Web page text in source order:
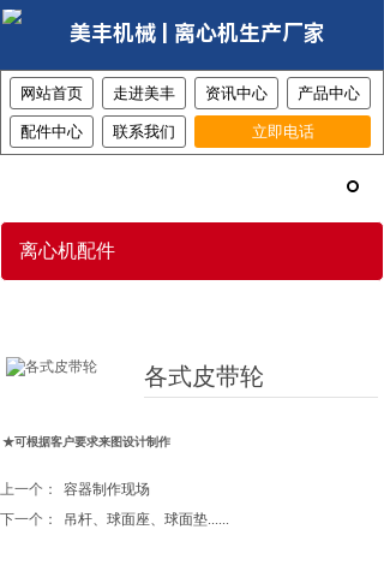
网站首页 走进美丰 资讯中心 产品中心
配件中心 联系我们 立即电话
美丰机械 | 离心机生产厂家
离心机配件
各式皮带轮
★可根据客户要求来图设计制作
上一个：
容器制作现场
下一个：
吊杆、球面座、球面垫......